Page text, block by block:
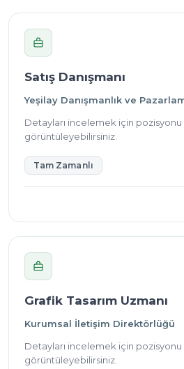
Satış Danışmanı
Yeşilay Danışmanlık ve
Detayları incelemek için pozisyonu
görüntüleyebilirsiniz.
Tam Zamanlı
Grafik Tasarım Uzmanı
Kurumsal İletişim Direktörlüğü
Detayları incelemek için pozisyonu
görüntüleyebilirsiniz.